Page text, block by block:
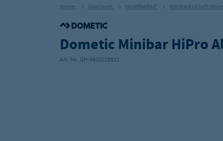
Home Gastraum Hotelbedarf Minibarkühlschränke
Dometic Minibar HiPro
Art.-Nr.: GH-9600028822